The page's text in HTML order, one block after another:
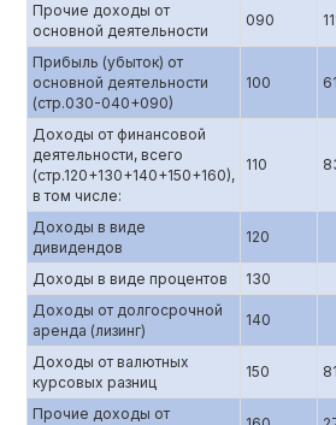
Прочие доходы от
основной деятельности
090
Прибыль (убыток) от
основной деятельности
(стр.0З0-040+090)
100
Доходы от финансовой
деятельности, всего
(стр.120+130+140+150+160),
в том числе:
110
Доходы в виде
дивидендов
120
Доходы в виде процентов
130
Доходы от долгосрочной
аренда (лизинг)
140
Доходы от валютных
курсовых разниц
150
Прочие доходы от